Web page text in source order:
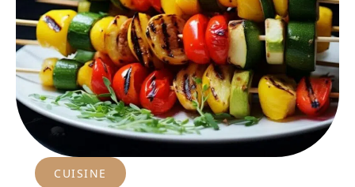
CUISINE